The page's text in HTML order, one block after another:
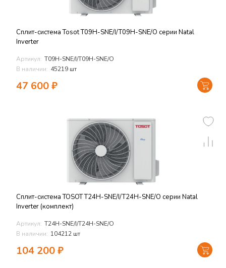
Сплит-система Tosot T09H-SNE/I/T09H-SNE/O серии Natal
Inverter
Артикул: T09H-SNE/I/T09H-SNE/O
В наличии: 45219 шт
47 600₽
Сплит-система TOSOT T24H-SNE/I/T24H-SNE/O серии Natal
Inverter (комплект)
Артикул: T24H-SNE/I/T24H-SNE/O
В наличии: 104212 шт
104 200₽